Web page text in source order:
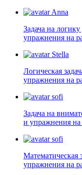
Anna
Задача на логику
упражнения на
Stella
Логическая
упражнения на
sofi
Задача на
и упражнения
sofi
Математическая
упражнения на